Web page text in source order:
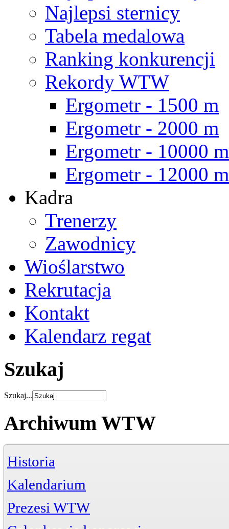
Najlepsi sternicy
Tabela medalowa
Ranking konkurencji
Rekordy WTW
Ergometr - 1500 m
Ergometr - 2000 m
Ergometr - 10000 m
Ergometr - 12000 m
Kadra
Trenerzy
Zawodnicy
Wioślarstwo
Rekrutacja
Kontakt
Kalendarz regat
Szukaj
Szukaj...
Archiwum WTW
Historia
Kalendarium
Prezesi WTW